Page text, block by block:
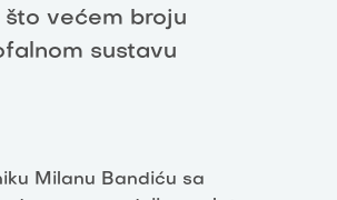
što većem broju
sustavu
Milanu Bandiću sa